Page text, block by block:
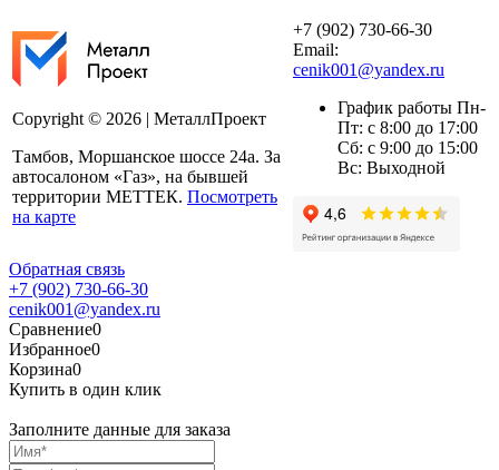
Copyright © 2026 | МеталлПроект
Тамбов, Моршанское шоссе 24а. За
автосалоном «Газ», на бывшей
территории МЕТТЕК.Посмотреть
на карте
+7 (902) 730-66-30
Email:
cenik001@yandex.ru
График работы Пн-
Пт: с 8:00 до 17:00
Сб: с 9:00 до 15:00
Вс: Выходной
Обратная связь
+7 (902) 730-66-30
cenik001@yandex.ru
Сравнение0
Избранное0
Корзина0
Купить в один клик
Заполните данные для заказа